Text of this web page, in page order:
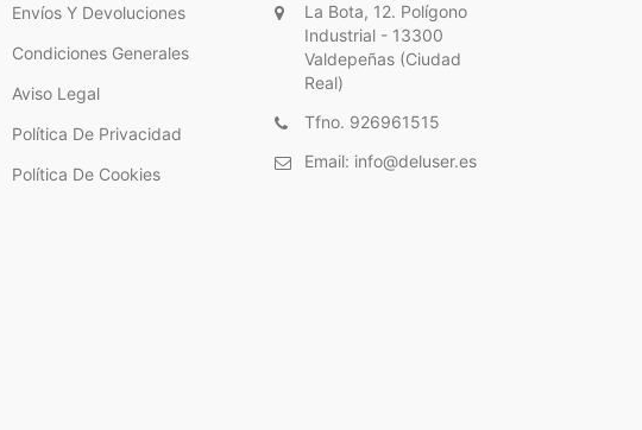
Envíos Y Devoluciones
Condiciones Generales
Aviso Legal
Política De Privacidad
Política De Cookies
La Bota, 12. Polígono
Industrial - 13300
Valdepeñas (Ciudad
Real)
Tfno. 926961515
Email: info@deluser.es